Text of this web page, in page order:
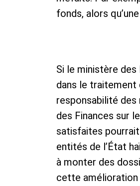
fonds, alors
Si le ministère
dans le traitement
responsabilité des
des Finances sur
satisfaites
entités de l’État
à monter des
cette amélioration